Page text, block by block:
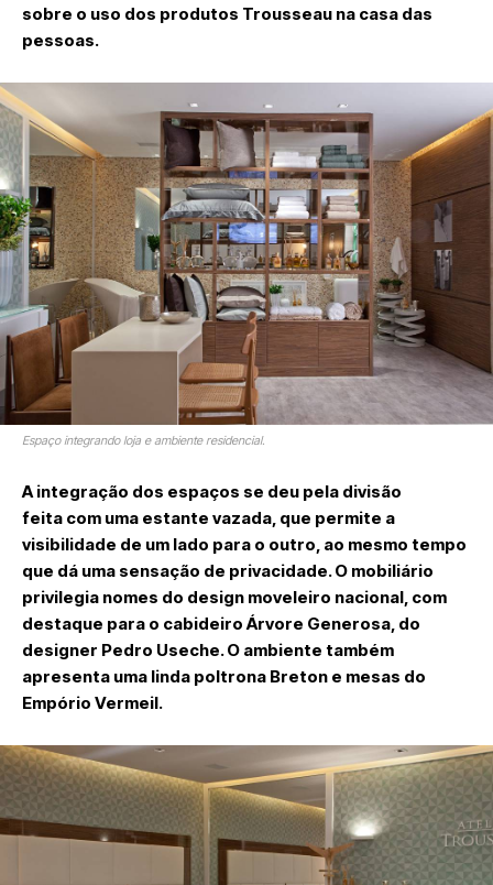
sobre o uso dos produtos Trousseau na casa das
pessoas.
Espaço integrando loja e ambiente residencial.
A integração dos espaços se deu pela divisão
feita com uma estante vazada, que permite a
visibilidade de um lado para o outro, ao mesmo tempo
que dá uma sensação de privacidade. O mobiliário
privilegia nomes do design moveleiro nacional, com
destaque para o cabideiro Árvore Generosa, do
designer Pedro Useche. O ambiente também
apresenta uma linda poltrona Breton e mesas do
Empório Vermeil.